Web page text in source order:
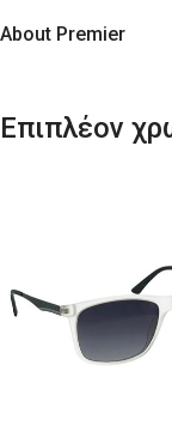
About Premier
Επιπλέον